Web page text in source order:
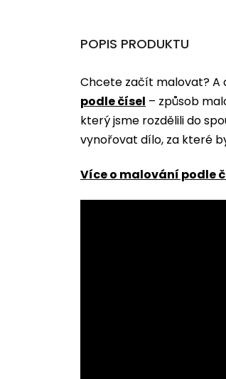
POPIS PRODUKTU
Chcete začít malovat? A
podle čísel ­­– způsob
který jsme rozdělili do
vynořovat dílo, za které
Více o malování podle